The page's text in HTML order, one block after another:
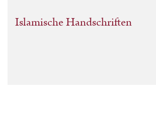
Islamische Handschriften